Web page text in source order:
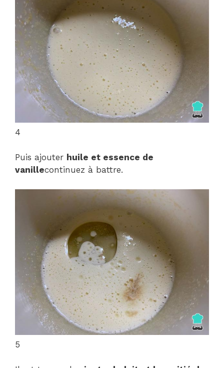
4
Puis ajouter huile et essence de
vanillecontinuez à battre.
5